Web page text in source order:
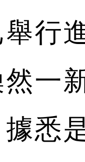
行
一
悉